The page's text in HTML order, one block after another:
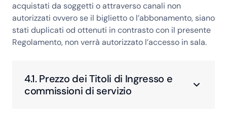
acquistati da soggetti o attraverso canali non
autorizzati ovvero se il biglietto o l’abbonamento, siano
stati duplicati od ottenuti in contrasto con il presente
Regolamento, non verrà autorizzato l’accesso in sala.
4.1. Prezzo dei Titoli di Ingresso e
commissioni di servizio